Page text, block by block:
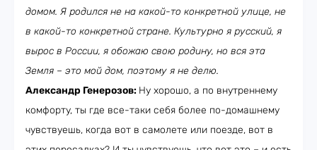
домом. Я родился не на какой-то конкретной улице, не
в какой-то конкретной стране. Культурно я русский, я
вырос в России, я обожаю свою родину, но вся эта
Земля – это мой дом, поэтому я не делю.
Александр Генерозов: Ну хорошо, а по внутреннему
комфорту, ты где все-таки себя более по-домашнему
чувствуешь, когда вот в самолете или поезде, вот в